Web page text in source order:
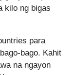
kilo ng bigas
para
bago. Kahit
na ngayon